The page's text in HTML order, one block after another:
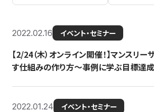
2022.02.16 イベント・セミナー
【2/24（木）オンライン開催！】マンスリ
す仕組みの作り方〜事例に学ぶ目標達
2022.01.24 イベント・セミナー